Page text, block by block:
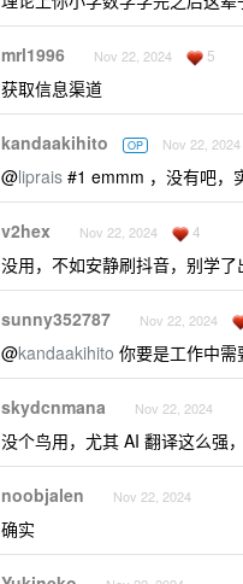
mrl1996 Nov 22, 2024 5
获取信息渠道
kandaakihito OP Nov 22, 2024
@liprais #1 emmm ，没有吧，
v2hex Nov 22, 2024 4
没用，不如安静刷抖音，别学了
sunny352787 Nov 22, 2024
@kandaakihito 你要是工作中
skydcnmana Nov 22, 2024
没个鸟用，尤其 AI 翻译这么强
noobjalen Nov 22, 2024
确实